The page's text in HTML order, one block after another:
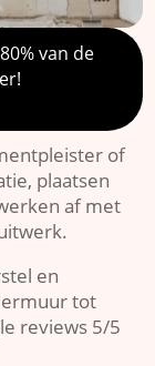
van de
of
plaatsen
af met
en
tot
reviews 5/5